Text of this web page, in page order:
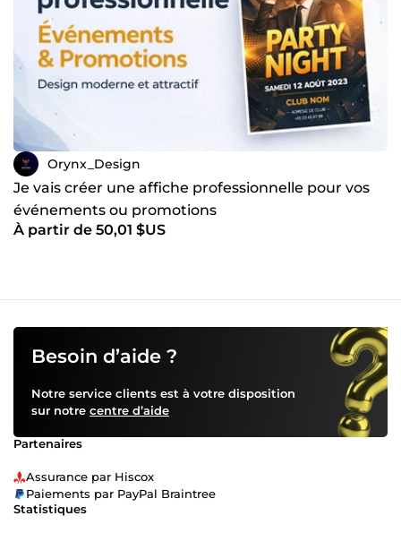
Orynx_Design
Je vais créer une affiche professionnelle pour vos
événements ou promotions
À partir de 50,01 $US
Besoin d’aide ?
Notre service clients est à votre disposition
sur notre centre d’aide
Partenaires
Assurance par Hiscox
Paiements par PayPal Braintree
Statistiques